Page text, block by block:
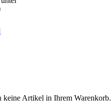
keine Artikel in Ihrem Warenkorb.